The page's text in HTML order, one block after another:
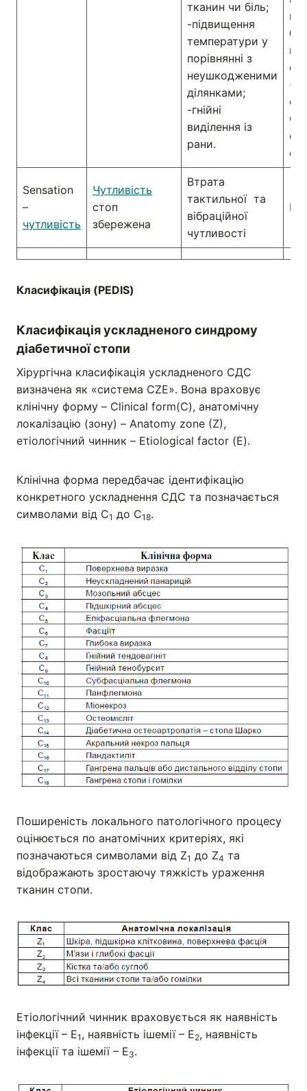
тканин чи біль;
-підвищення
температури у
порівнянні з
неушкодженими
ділянками;
-гнійні
виділення із
рани.
Sensation
–
чутливість
Чутливість
стоп
збережена
Втрата
тактильної та
вібраційної
чутливості
Не
Класифікація (PEDIS)
Класифікація ускладненого синдрому
діабетичної стопи
Хірургічна класифікація ускладненого СДС
визначена як «система CZЕ». Вона враховує
клінічну форму – Clinical form(С), анатомічну
локалізацію (зону) – Anatomy zone (Z),
етіологічний чинник – Etiological factor (Е).
Клінічна форма передбачає ідентифікацію
конкретного ускладнення СДС та позначається
символами від С1 до С18.
Поширеність локального патологічного процесу
оцінюється по анатомічних критеріях, які
позначаються символами від Z1 до Z4 та
відображають зростаючу тяжкість ураження
тканин стопи.
Етіологічний чинник враховується як наявність
інфекції – Е1 , наявність ішемії – Е2, наявність
інфекції та ішемії – Е3.